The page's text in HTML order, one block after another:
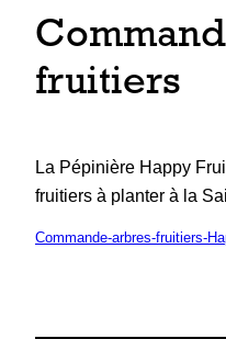
fruitiers
La Pépinière Happy
fruitiers à planter à la
Commande-arbres-fruitiers-